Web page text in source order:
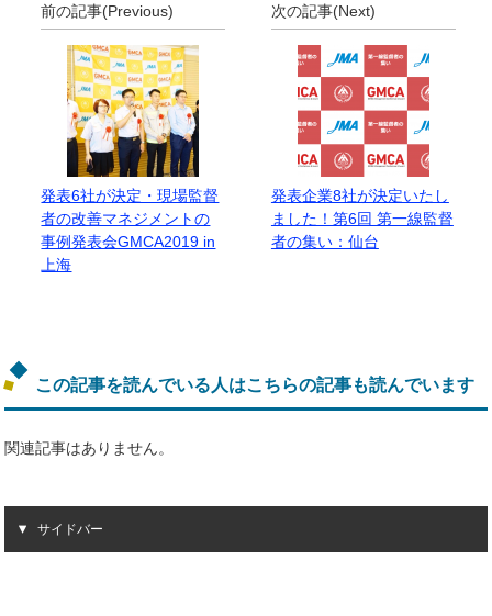
前の記事(Previous)
発表6社が決定・現場監督
者の改善マネジメントの
事例発表会GMCA2019 in
上海
次の記事(Next)
発表企業8社が決定いたし
ました！第6回 第一線監督
者の集い：仙台
この記事を読んでいる人はこちらの記事も読んでいます
関連記事はありません。
サイドバー